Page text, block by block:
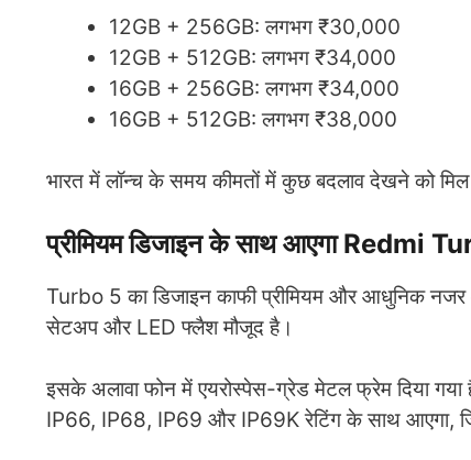
12GB + 256GB: लगभग ₹30,000
12GB + 512GB: लगभग ₹34,000
16GB + 256GB: लगभग ₹34,000
16GB + 512GB: लगभग ₹38,000
भारत में लॉन्च के समय कीमतों में कुछ बदलाव देखने को
प्रीमियम डिजाइन के साथ आएगा Redmi
Turbo 5 का डिजाइन काफी प्रीमियम और आधुनिक
सेटअप और LED फ्लैश मौजूद है।
इसके अलावा फोन में एयरोस्पेस-ग्रेड मेटल फ्रेम दिया गया
IP66, IP68, IP69 और IP69K रेटिंग के साथ आएगा,